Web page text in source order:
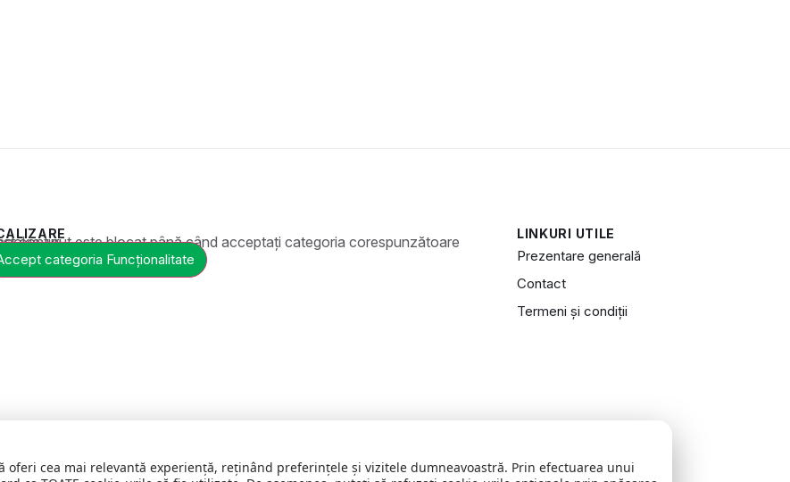
până când acceptați categoria corespunzătoare de cookie-uri.
categoria Funcționalitate
LINKURI UTILE
Prezentare generală
Contact
Termeni și condiții
oferi cea mai relevantă experiență, reținând preferințele și vizitele dumneavoastră. Prin efectuarea unui